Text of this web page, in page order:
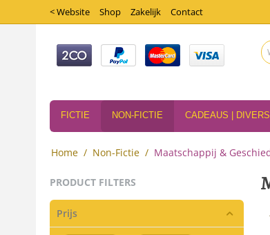
< Website Shop Zakelijk Contact
FICTIE NON-FICTIE CADEAUS |
Home / Non-Fictie / Maatschappij &
PRODUCT FILTERS
Prijs